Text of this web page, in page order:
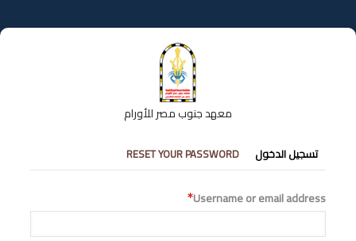
إلى
المحتوى
معهد جنوب مصر للأورام
التبويبات
الأساسية
تسجيل الدخول RESET YOUR PASSWORD
Username or email address